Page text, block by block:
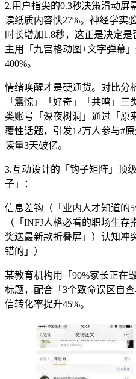
2.用户指尖的0.3秒决策滑动屏
读纸质内容快27%。神经学实
时长增加1.8秒，这正是决定
主用「九宫格动图+文字弹幕
400%。
情绪唤醒才是硬通货。对比分
「震惊」「好奇」「共鸣」
类账号「深夜树洞」通过「原
覆性话题，引发12万人参与#
读量3天破亿。
3.互动设计的「钩子矩阵」顶
子」：
信息差钩（「业内人才知道的
（「INFJ人格必看的职场生
奖送最新款折叠屏」）认知冲
错的」）
某教育机构用「90%家长正在
标题，配合「3个致命误区自
信转化率提升45%。